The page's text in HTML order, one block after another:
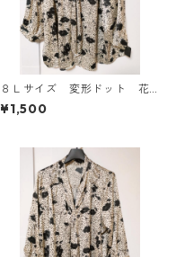
８Ｌサイズ 変形ドット 花
柄 ボウタイブラウス オフ
ホワイト KAE-4769
¥1,500